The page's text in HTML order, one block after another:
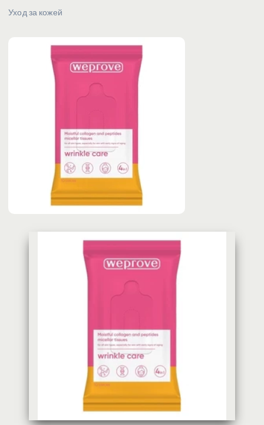
Уход за кожей